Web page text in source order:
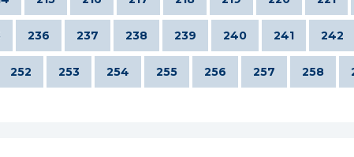
236 237 238 239 240 241 242
252 253 254 255 256 257 258